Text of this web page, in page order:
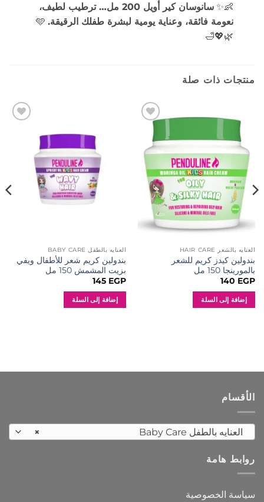
👶✨
سانوسان كير أويل 200 مل… ترطيب لطيف،
نعومة فائقة، وعناية يومية لبشرة طفلك الرقيقة. 🩵
🌿💖🛁
منتجات ذات صلة
إضافة
المفضلة
العنايه بالشعر HAIR CARE
بندولين كيدز كريم للشعر
بالمورينجا 150 مل
140 EGP
إضافة إلى السلة
العنايه بالطفل BABY CARE
بندولين كريم شعر للأطفال ويفي
بزيت المشمش 150 مل
145 EGP
إضافة إلى السلة
الأقسام
× العنايه بالطفل Baby Care
روابط هامة
سياسة الخصوصية